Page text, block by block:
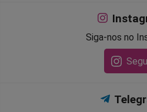
Siga-nos no